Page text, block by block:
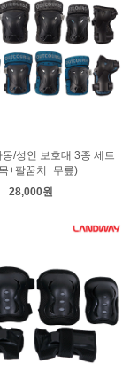
/성인 보호대 3종 세트
+팔꿈치+무릎)
28,000원